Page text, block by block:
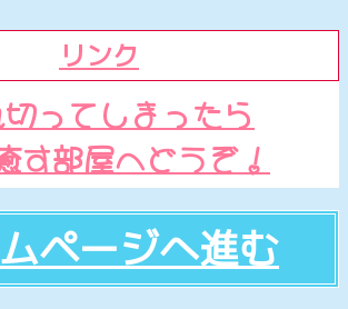
リンク
ってしまったら
す部屋へどうぞ！
ページへ進む